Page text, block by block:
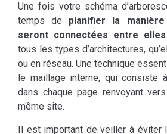
Une fois votre schéma
temps de planifier la
seront connectées entre elles
tous les types d’architectures,
ou en réseau. Une technique
le maillage interne, qui consiste
dans chaque page renvoyant
même site.
Il est important de veiller à éviter